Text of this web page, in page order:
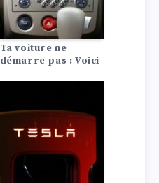
Ta voiture ne
démarre pas : Voici